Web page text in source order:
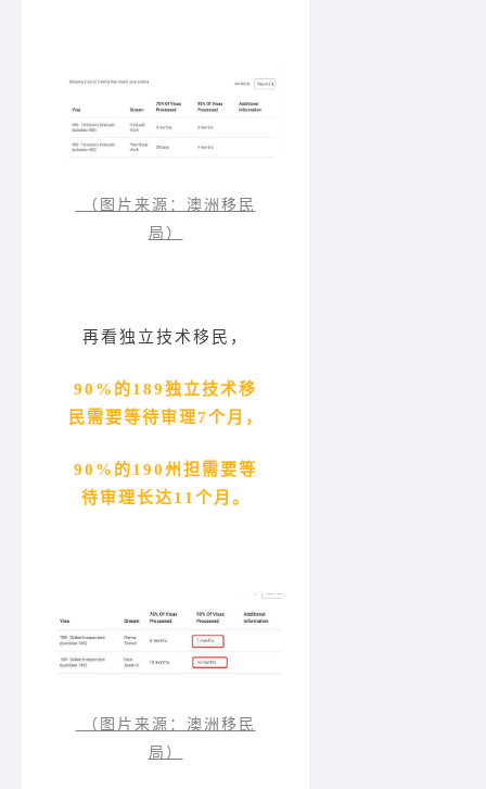
（图片来源：澳洲移民
局）
再看独立技术移民，
90%的189独立技术移
民需要等待审理7个月，
90%的190州担需要等
待审理长达11个月。
（图片来源：澳洲移民
局）